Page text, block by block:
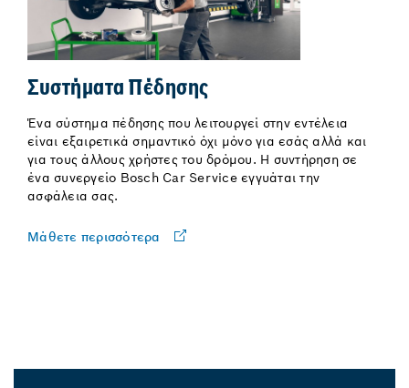
Συστήματα Πέδησης
Ένα σύστημα πέδησης που λειτουργεί στην εντέλεια
είναι εξαιρετικά σημαντικό όχι μόνο για εσάς αλλά και
για τους άλλους χρήστες του δρόμου. Η συντήρηση σε
ένα συνεργείο Bosch Car Service εγγυάται την
ασφάλεια σας.
Μάθετε περισσότερα